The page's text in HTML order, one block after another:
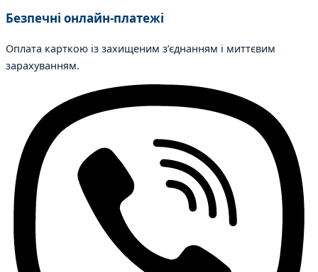
Безпечні онлайн-платежі
Оплата карткою із захищеним з’єднанням і миттєвим
зарахуванням.